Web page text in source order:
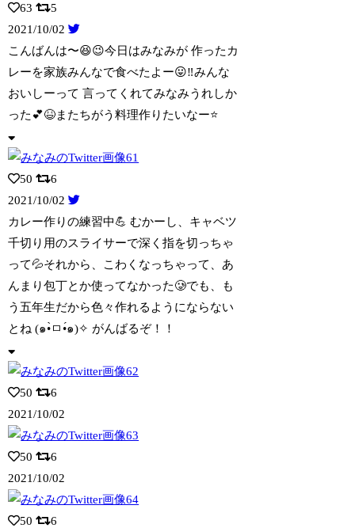
63
5
2021/10/02
こんばんは〜😆😉今日はみなみが 作ったカ
レーを家族みんなで食べたよー😛‼️みんな
おいしーって 言ってくれてみなみうれしか
った💕😆またちがう料理作りたいなー⭐️
50
6
2021/10/02
カレー作りの練習中💪 むかーし、キャベツ
千切り用のスライサーで深く指を切っちゃ
って💦それから、こわくなっちゃって、あ
んまり包丁とか使ってなかった🥲でも、も
う五年生だから色々作れるようにならない
とね (๑•̀ㅁ•́๑)✧︎ がんばるぞ！！
50
6
2021/10/02
50
6
2021/10/02
50
6